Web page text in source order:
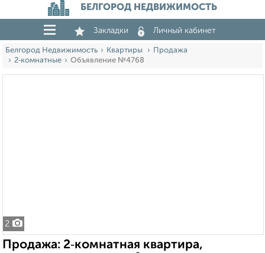
БЕЛГОРОД НЕДВИЖИМОСТЬ
Закладки Личный кабинет
Белгород Недвижимость Квартиры
Продажа
2‑комнатные
Объявление №4768
2
Продажа: 2‑комнатная квартира,